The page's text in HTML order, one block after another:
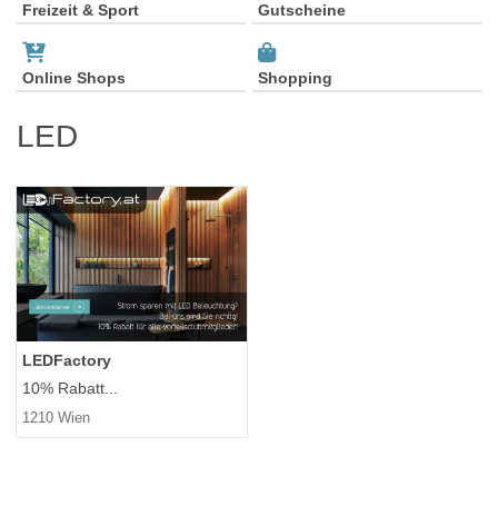
Freizeit & Sport Gutscheine
Online Shops Shopping
LED
LEDFactory
10% Rabatt...
1210 Wien